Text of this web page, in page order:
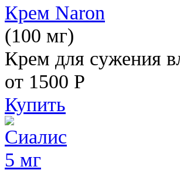
Крем Naron
(100 мг)
Крем для сужения
от 1500 Р
Купить